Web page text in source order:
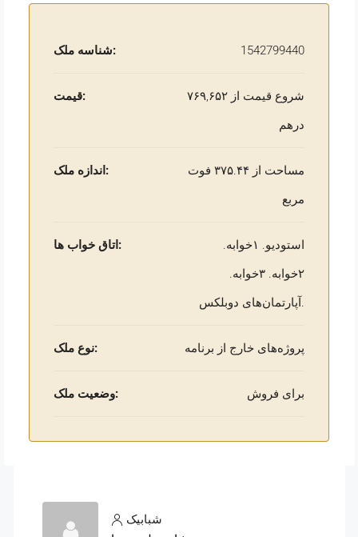
شناسه ملک: 1542799440
قیمت:
شروع قیمت از ۷۶۹,۶۵۲
درهم
اندازه ملک:
مساحت از ۳۷۵.۴۴ فوت
مربع
اتاق خواب ها:
استودیو. ۱خوابه.
۲خوابه. ۳خوابه.
نوع ملک: پروژه‌های خارج از برنامه
وضعیت ملک: برای فروش
شبابیک